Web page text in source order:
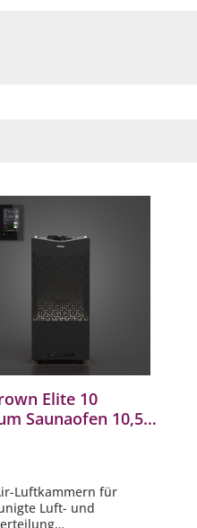
Elite 10
Saunaofen 10,5
Luftkammern für
Luft- und